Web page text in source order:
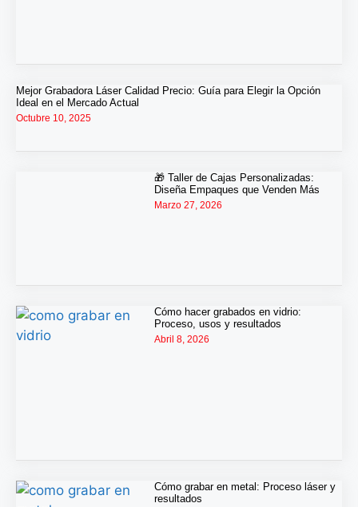
Mejor Grabadora Láser Calidad Precio: Guía para Elegir la Opción
Ideal en el Mercado Actual
Octubre 10, 2025
🎁 Taller de Cajas Personalizadas:
Diseña Empaques que Venden Más
Marzo 27, 2026
Cómo hacer grabados en vidrio:
Proceso, usos y resultados
Abril 8, 2026
Cómo grabar en metal: Proceso láser y
resultados